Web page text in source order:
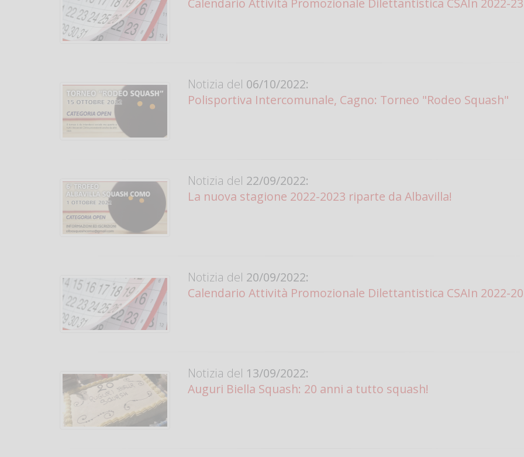
Calendario Attività Promozionale Dilettantistica CSAIn 2022-23
Notizia del 06/10/2022:
Polisportiva Intercomunale, Cagno: Torneo "Rodeo Squash"
Notizia del 22/09/2022:
La nuova stagione 2022-2023 riparte da Albavilla!
Notizia del 20/09/2022:
Calendario Attività Promozionale Dilettantistica CSAIn 2022-
Notizia del 13/09/2022:
Auguri Biella Squash: 20 anni a tutto squash!